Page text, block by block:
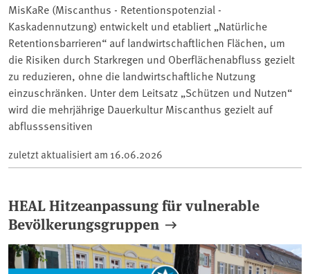
MisKaRe (Miscanthus - Retentionspotenzial -
Kaskadennutzung) entwickelt und etabliert „Natürliche
Retentionsbarrieren“ auf landwirtschaftlichen Flächen, um
die Risiken durch Starkregen und Oberflächenabfluss gezielt
zu reduzieren, ohne die landwirtschaftliche Nutzung
einzuschränken. Unter dem Leitsatz „Schützen und Nutzen“
wird die mehrjährige Dauerkultur Miscanthus gezielt auf
abflusssensitiven
zuletzt aktualisiert am 16.06.2026
HEAL Hitzeanpassung für vulnerable
Bevölkerungsgruppen